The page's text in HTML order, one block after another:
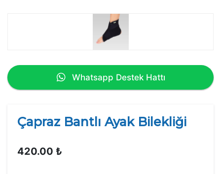
Whatsapp Destek Hattı
Çapraz Bantlı Ayak Bilekliği
420.00 ₺